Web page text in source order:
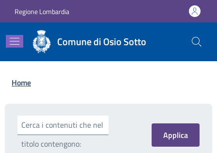
Regione Lombardia
Comune di Osio Sotto
Briciole di pane
Home
Cerca i contenuti che nel
titolo contengono: